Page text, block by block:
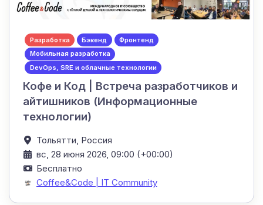
Разработка Бэкенд
Фронтенд
Мобильная разработка
DevOps, SRE и облачные технологии
Кофе и Код | Встреча разработчиков и
айтишников (Информационные
технологии)
Тольятти, Россия
вс, 28 июня 2026, 09:00 (+00:00)
Бесплатно
Coffee&Code | IT Community